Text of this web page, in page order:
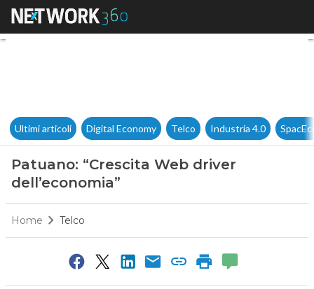
Patuano: “Crescita Web
Ultimi articoli Digital Economy Telco Industria 4.0
Patuano: “Crescita Web driver
dell’economia”
Home Telco